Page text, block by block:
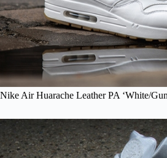
Nike Air Huarache Leather PA ‘White/